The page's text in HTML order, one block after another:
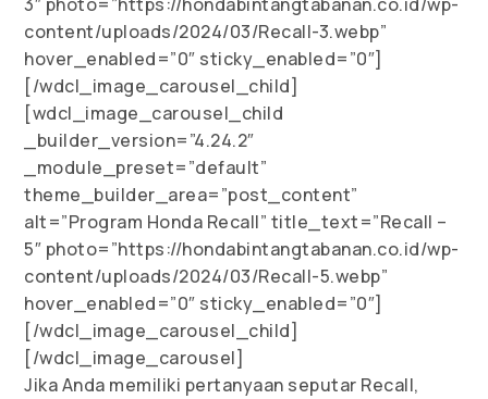
content/uploads/2024/03/Recall-3.webp”
hover_enabled=”0″ sticky_enabled=”0″]
[/wdcl_image_carousel_child]
[wdcl_image_carousel_child
_builder_version=”4.24.2″
_module_preset=”default”
theme_builder_area=”post_content”
alt=”Program Honda Recall” title_text=”Recall –
5″ photo=”https://hondabintangtabanan.co.id/wp-
content/uploads/2024/03/Recall-5.webp”
hover_enabled=”0″ sticky_enabled=”0″]
[/wdcl_image_carousel_child]
[/wdcl_image_carousel]
Jika Anda memiliki pertanyaan seputar Recall,